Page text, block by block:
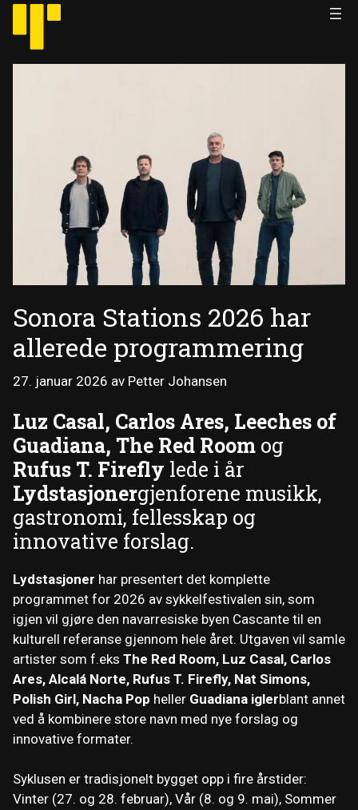
Hopp
innhold
Sonora Stations 2026 har
allerede programmering
27. januar 2026 av Petter Johansen
Luz Casal, Carlos Ares, Leeches of
Guadiana, The Red Room og
Rufus T. Firefly lede i år
Lydstasjonergjenforene musikk,
gastronomi, fellesskap og
innovative forslag.
Lydstasjoner har presentert det komplette
programmet for 2026 av sykkelfestivalen sin, som
igjen vil gjøre den navarresiske byen Cascante til en
kulturell referanse gjennom hele året. Utgaven vil samle
artister som f.eks The Red Room, Luz Casal, Carlos
Ares, Alcalá Norte, Rufus T. Firefly, Nat Simons,
Polish Girl, Nacha Pop heller Guadiana iglerblant annet
ved å kombinere store navn med nye forslag og
innovative formater.
Syklusen er tradisjonelt bygget opp i fire årstider:
Vinter (27. og 28. februar), Vår (8. og 9. mai), Sommer